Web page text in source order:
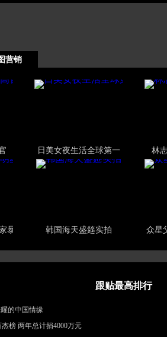
营销
日美女夜生活全球第一 林
暴 韩国海天盛筵实拍 众星
跟贴最高排行
的中国情缘
榜 两年总计捐4000万元